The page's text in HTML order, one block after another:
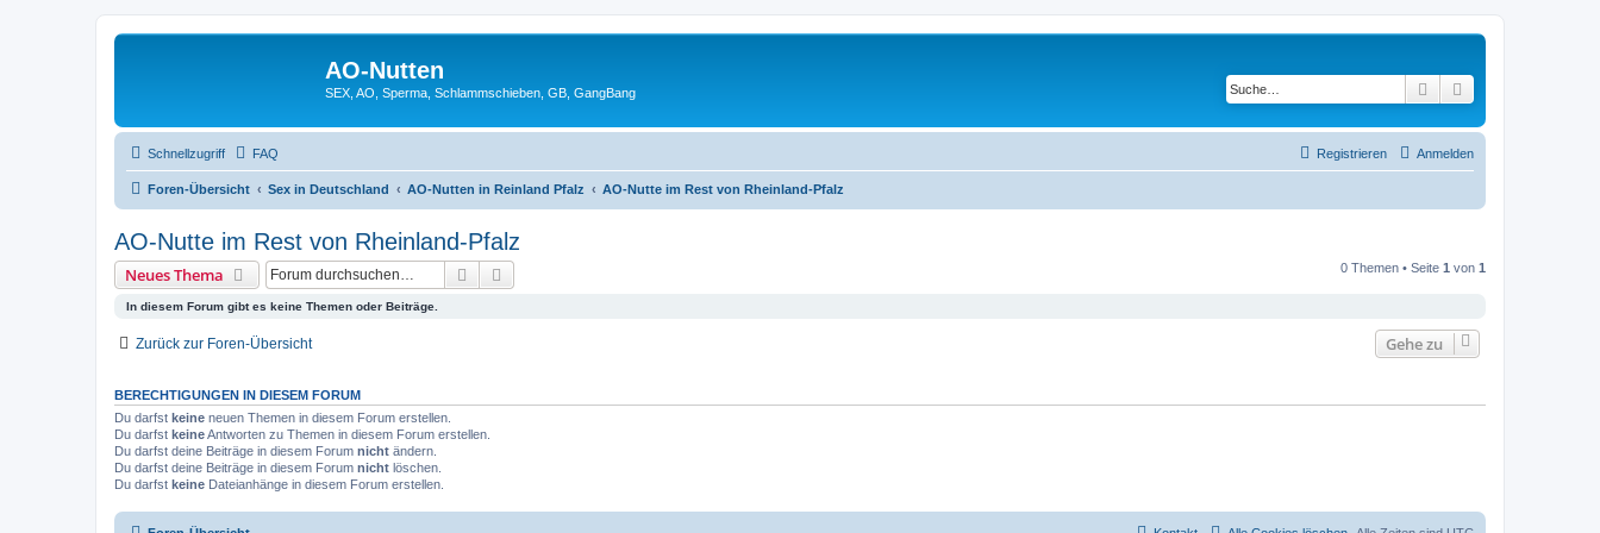
AO-Nutten
SEX, AO, Sperma, Schlammschieben, GB, GangBang Suche
Schnellzugriff FAQ Anmelden
Registrieren
Foren-Übersicht Sex in Deutschland AO-Nutten in Reinland Pfalz AO-Nutte im Rest von Rheinland-Pfalz
AO-Nutte im Rest von Rheinland-Pfalz
Neues Thema Suche 0 Themen • Seite 1 von 1
In diesem Forum gibt es keine Themen oder Beiträge.
Zurück zur Foren-Übersicht Gehe zu
BERECHTIGUNGEN IN DIESEM FORUM
Du darfst keine neuen Themen in diesem Forum erstellen.
Du darfst keineAntworten zu Themen in diesem Forum erstellen.
Du darfst deine Beiträge in diesem Forum nicht ändern.
Du darfst deine Beiträge in diesem Forum nicht löschen.
Du darfst keine Dateianhänge in diesem Forum erstellen.